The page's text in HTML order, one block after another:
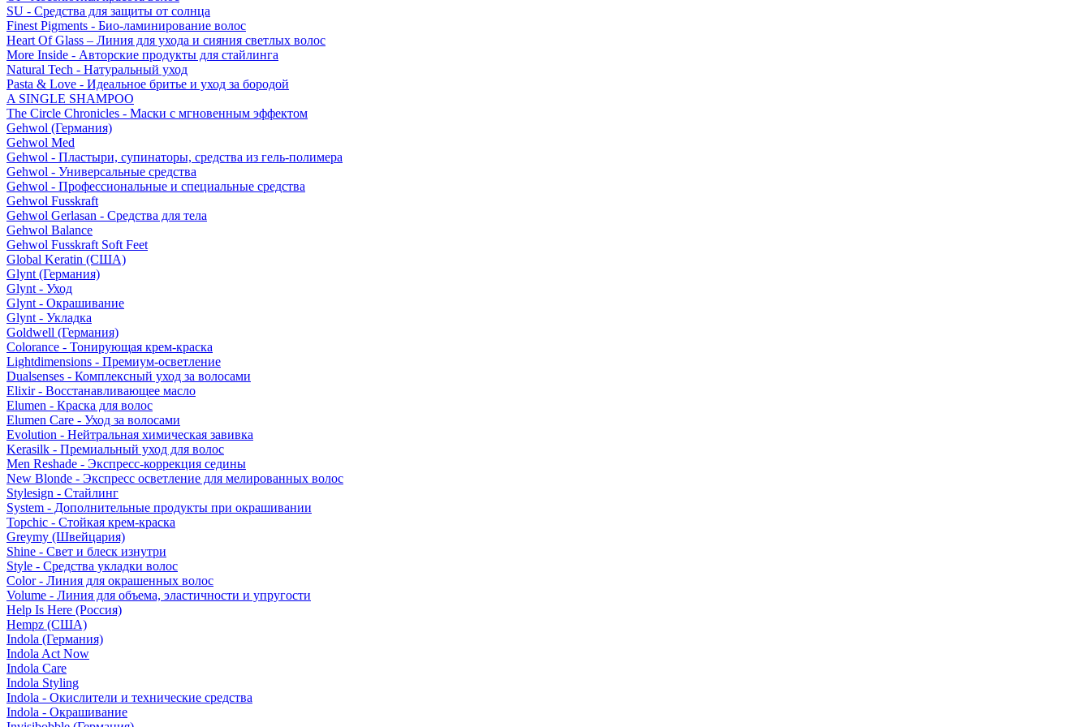
SU - Средства для защиты от солнца
Finest Pigments - Био-ламинирование волос
Heart Of Glass – Линия для ухода и сияния светлых волос
More Inside - Авторские продукты для стайлинга
Natural Tech - Натуральный уход
Pasta & Love - Идеальное бритье и уход за бородой
A SINGLE SHAMPOO
The Circle Chronicles - Маски с мгновенным эффектом
Gehwol (Германия)
Gehwol Med
Gehwol - Пластыри, супинаторы, средства из гель-полимера
Gehwol - Универсальные средства
Gehwol - Профессиональные и специальные средства
Gehwol Fusskraft
Gehwol Gerlasan - Средства для тела
Gehwol Balance
Gehwol Fusskraft Soft Feet
Global Keratin (США)
Glynt (Германия)
Glynt - Уход
Glynt - Окрашивание
Glynt - Укладка
Goldwell (Германия)
Colorance - Тонирующая крем-краска
Lightdimensions - Премиум-осветление
Dualsenses - Комплексный уход за волосами
Elixir - Восстанавливающее масло
Elumen - Краска для волос
Elumen Care - Уход за волосами
Evolution - Нейтральная химическая завивка
Kerasilk - Премиальный уход для волос
Men Reshade - Экспресс-коррекция седины
New Blonde - Экспресс осветление для мелированных волос
Stylesign - Стайлинг
System - Дополнительные продукты при окрашивании
Topchic - Стойкая крем-краска
Greymy (Швейцария)
Shine - Свет и блеск изнутри
Style - Средства укладки волос
Color - Линия для окрашенных волос
Volume - Линия для объема, эластичности и упругости
Help Is Here (Россия)
Hempz (США)
Indola (Германия)
Indola Act Now
Indola Care
Indola Styling
Indola - Окислители и технические средства
Indola - Окрашивание